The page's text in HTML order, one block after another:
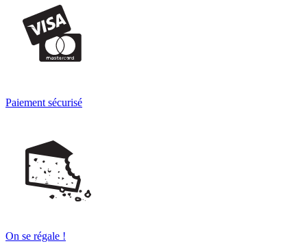
Paiement sécurisé
On se régale !